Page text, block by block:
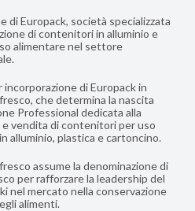
di Europack, società specializzata
di contenitori in alluminio e
alimentare nel settore
incorporazione di Europack in
che determina la nascita
Professional dedicata alla
vendita di contenitori per uso
alluminio, plastica e cartoncino.
assume la denominazione di
per rafforzare la leadership del
nel mercato nella conservazione
alimenti.